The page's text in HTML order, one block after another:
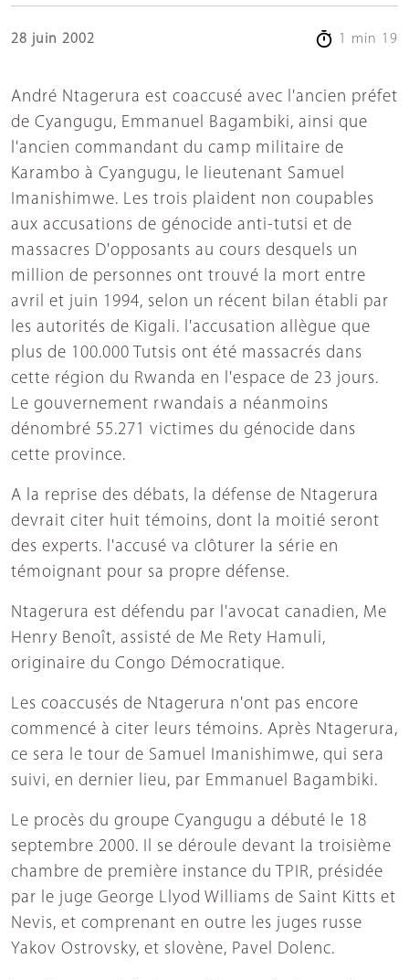
28 juin 2002 1 min 19
André Ntagerura est coaccusé avec l'ancien préfet
de Cyangugu, Emmanuel Bagambiki, ainsi que
l'ancien commandant du camp militaire de
Karambo à Cyangugu, le lieutenant Samuel
Imanishimwe. Les trois plaident non coupables
aux accusations de génocide anti-tutsi et de
massacres D'opposants au cours desquels un
million de personnes ont trouvé la mort entre
avril et juin 1994, selon un récent bilan établi par
les autorités de Kigali. l'accusation allègue que
plus de 100.000 Tutsis ont été massacrés dans
cette région du Rwanda en l'espace de 23 jours.
Le gouvernement rwandais a néanmoins
dénombré 55.271 victimes du génocide dans
cette province.
A la reprise des débats, la défense de Ntagerura
devrait citer huit témoins, dont la moitié seront
des experts. l'accusé va clôturer la série en
témoignant pour sa propre défense.
Ntagerura est défendu par l'avocat canadien, Me
Henry Benoît, assisté de Me Rety Hamuli,
originaire du Congo Démocratique.
Les coaccusés de Ntagerura n'ont pas encore
commencé à citer leurs témoins. Après Ntagerura,
ce sera le tour de Samuel Imanishimwe, qui sera
suivi, en dernier lieu, par Emmanuel Bagambiki.
Le procès du groupe Cyangugu a débuté le 18
septembre 2000. Il se déroule devant la troisième
chambre de première instance du TPIR, présidée
par le juge George Llyod Williams de Saint Kitts et
Nevis, et comprenant en outre les juges russe
Yakov Ostrovsky, et slovène, Pavel Dolenc.